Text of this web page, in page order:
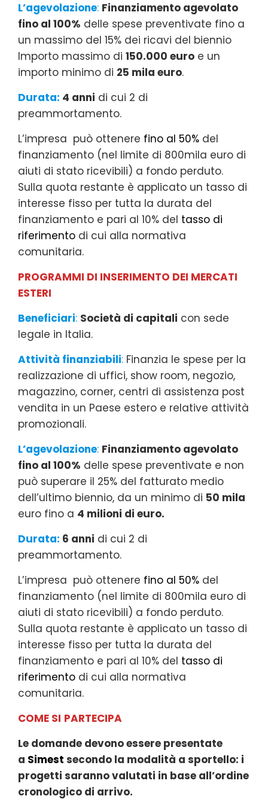
L’agevolazione: Finanziamento agevolato
fino al 100% delle spese preventivate fino a
un massimo del 15% dei ricavi del biennio
Importo massimo di 150.000 euro e un
importo minimo di 25 mila euro.
Durata: 4 anni di cui 2 di
preammortamento.
L’impresa può ottenere fino al 50% del
finanziamento (nel limite di 800mila euro di
aiuti di stato ricevibili) a fondo perduto.
Sulla quota restante è applicato un tasso di
interesse fisso per tutta la durata del
finanziamento e pari al 10% del tasso di
riferimento di cui alla normativa
comunitaria.
PROGRAMMI DI INSERIMENTO DEI MERCATI
ESTERI
Beneficiari: Società di capitali con sede
legale in Italia.
Attività finanziabili: Finanzia le spese per la
realizzazione di uffici, show room, negozio,
magazzino, corner, centri di assistenza post
vendita in un Paese estero e relative attività
promozionali.
L’agevolazione: Finanziamento agevolato
fino al 100% delle spese preventivate e non
può superare il 25% del fatturato medio
dell’ultimo biennio, da un minimo di 50 mila
euro fino a 4 milioni di euro.
Durata: 6 anni di cui 2 di
preammortamento.
L’impresa può ottenere fino al 50% del
finanziamento (nel limite di 800mila euro di
aiuti di stato ricevibili) a fondo perduto.
Sulla quota restante è applicato un tasso di
interesse fisso per tutta la durata del
finanziamento e pari al 10% del tasso di
riferimento di cui alla normativa
comunitaria.
COME SI PARTECIPA
Le domande devono essere presentate
a Simest secondo la modalità a sportello: i
progetti saranno valutati in base all’ordine
cronologico di arrivo.